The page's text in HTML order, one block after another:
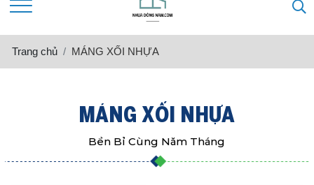
Trang chủ MÁNG XỐI NHỰA
MÁNG XỐI NHỰA
Bền Bỉ Cùng Năm Tháng